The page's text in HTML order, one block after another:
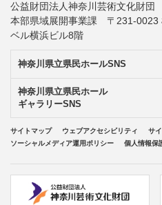
公益財団法人神奈川芸術文化財団
本部県域展開事業課 〒231-
ベル横浜ビル8階
神奈川県立県民ホールSNS
神奈川県立県民ホール
ギャラリーSNS
サイトマップ ウェブアクセシビリティ
サ
ソーシャルメディア運用ポリシー
個人情報保